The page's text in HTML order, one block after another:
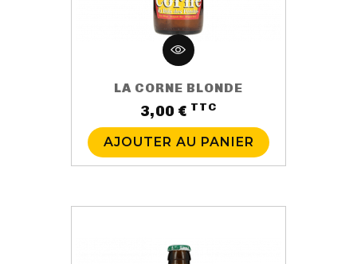
LA CORNE BLONDE
3,00 € TTCPrix
AJOUTER AU PANIER